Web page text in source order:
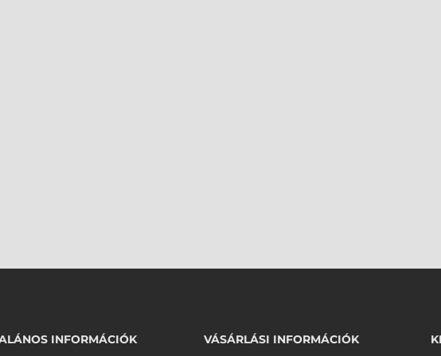
INFORMÁCIÓK VÁSÁRLÁSI INFORMÁCIÓK